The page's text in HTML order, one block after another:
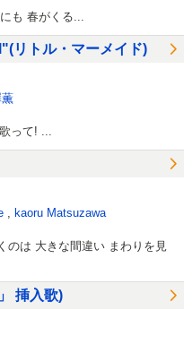
も 春がくる...
リトル・マーメイド)
って! ...
kaoru Matsuzawa
のは 大きな間違い まわりを見
挿入歌)